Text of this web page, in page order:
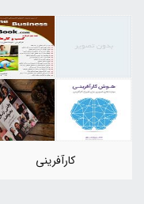
کارآفرینی